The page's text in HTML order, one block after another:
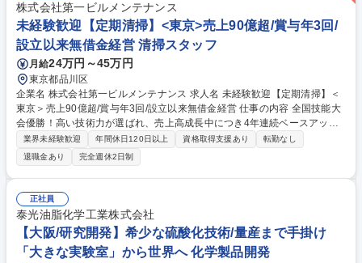
イナー)
株式会社第一ビルメンテナンス
未経験歓迎【定期清掃】<東京>売上90億超/賞与年3回/
設立以来無借金経営 清掃スタッフ
月給24万円～45万円
東京都品川区
企業名 株式会社第一ビルメンテナンス 求人名 未経験歓迎【定期清掃】＜
東京＞売上90億超/賞与年3回/設立以来無借金経営 仕事の内容 全国技能大
会優勝！高い技術力が選ばれ、売上高成長中につき4年連続ベースアップ
実現！当社の担当するマンションやオフィスビルのエントランスや共用廊
下の定期清掃業務をお任せします。 【詳細】ポリッシャー等の専門機械や
特殊洗剤を用いての清掃業務。(2～3名1チームで1日1～2件程度)【教育環
境】研修センターで基礎知識や専門機械の使用方法を学び、先輩に同行し
ながら様々な現場でのご経験を積んでいただき独り立ちを目指します。
【キャリアパス】希望に合わせて管理職、又は専門職を目指すことが可
能。現場経験を積み1～3年後には営業所の”所長”というのが当社の標準的
なキャリアパスになっています。 募集職種 未経験歓迎【定期清掃】＜東
京＞売上90億超/賞与年3回/設立以来無借金経営
業界未経験歓迎 年間休日120日以上 資格取得支援あり
転勤なし
退職金あり
完全週休2日制
正社員
泰光油脂化学工業株式会社
【大阪/研究開発】希少な硫酸化技術/量産まで手掛け
「大きな実験室」から世界へ 化学製品開発